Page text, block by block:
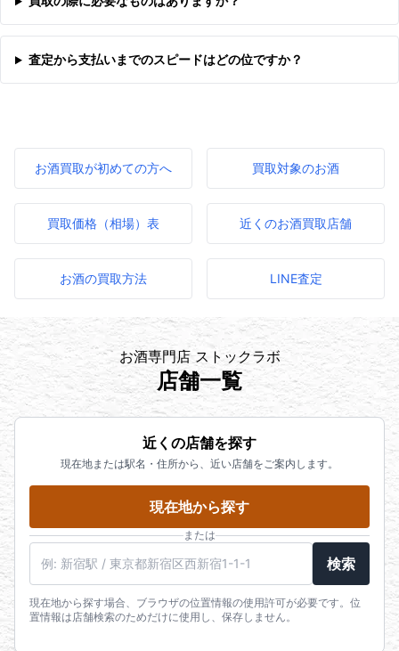
査定から支払いまでのスピードはどの位ですか？
お酒買取が初めての方へ 買取対象のお酒
買取価格（相場）表 近くのお酒買取店舗
お酒の買取方法 LINE査定
お酒専門店 ストックラボ
店舗一覧
近くの店舗を探す
現在地または駅名・住所から、近い店舗をご案内します。
現在地から探す
または
検索
現在地から探す場合、ブラウザの位置情報の使用許可が必要です。位
置情報は店舗検索のためだけに使用し、保存しません。